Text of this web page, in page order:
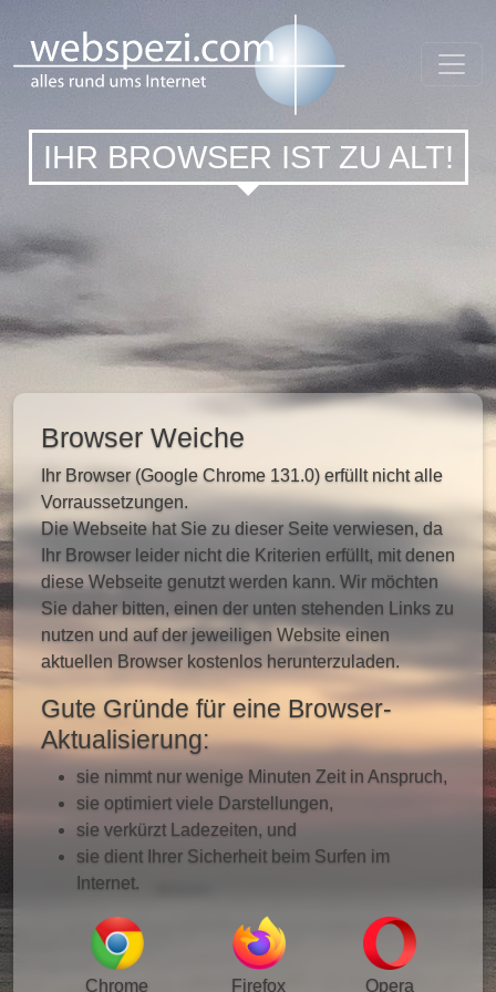
IHR BROWSER IST ZU ALT!
Browser Weiche
Ihr Browser (Google Chrome 131.0) erfüllt nicht alle
Vorraussetzungen.
Die Webseite hat Sie zu dieser Seite verwiesen, da
Ihr Browser leider nicht die Kriterien erfüllt, mit denen
diese Webseite genutzt werden kann. Wir möchten
Sie daher bitten, einen der unten stehenden Links zu
nutzen und auf der jeweiligen Website einen
aktuellen Browser kostenlos herunterzuladen.
Gute Gründe für eine Browser-
Aktualisierung:
sie nimmt nur wenige Minuten Zeit in Anspruch,
sie optimiert viele Darstellungen,
sie verkürzt Ladezeiten, und
sie dient Ihrer Sicherheit beim Surfen im
Internet.
Chrome Firefox Opera